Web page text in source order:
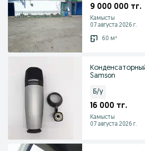
9 000 000 тг.
Камысты
07 августа 2026 г.
60 м²
Samson
Б/у
16 000 тг.
Камысты
07 августа 2026 г.